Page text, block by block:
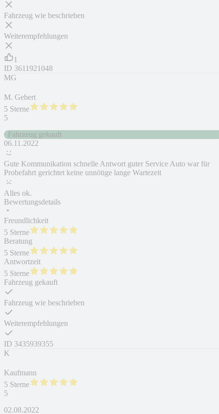
Fahrzeug wie beschrieben
Weiterempfehlungen
1
ID 3611921048
MG
M. Gebert
5 Sterne
5
Fahrzeug gekauft
06.11.2022
Gute Kommunikation schnelle Antwort guter Service Auto war für
Probefahrt gerichtet keine unnötige lange Wartezeit
Alles ok.
Bewertungsdetails
Freundlichkeit
5 Sterne
Beratung
5 Sterne
Antwortzeit
5 Sterne
Fahrzeug gekauft
Fahrzeug wie beschrieben
Weiterempfehlungen
ID 3435939355
K
Kaufmann
5 Sterne
5
02.08.2022